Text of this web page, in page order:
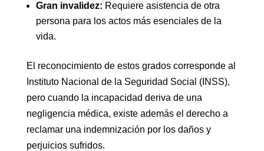
Gran invalidez: Requiere asistencia de otra
persona para los actos más esenciales de la
vida.
El reconocimiento de estos grados corresponde al
Instituto Nacional de la Seguridad Social (INSS),
pero cuando la incapacidad deriva de una
negligencia médica, existe además el derecho a
reclamar una indemnización por los daños y
perjuicios sufridos.